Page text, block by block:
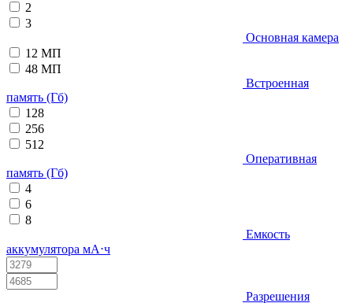
2
3
Основная камера
12 МП
48 МП
Встроенная
память (Гб)
128
256
512
Оперативная
память (Гб)
4
6
8
Емкость
аккумулятора мА⋅ч
Разрешения